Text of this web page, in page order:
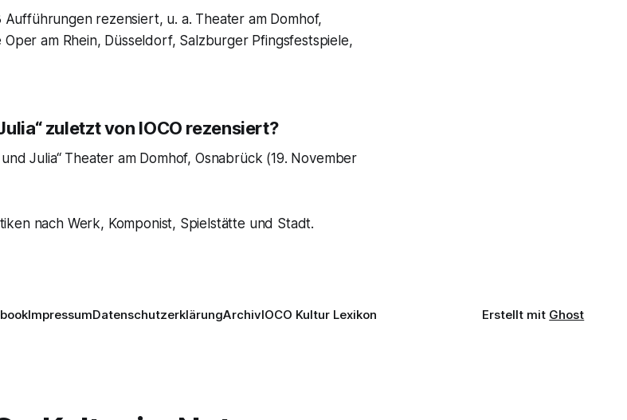
Aufführungen rezensiert, u. a. Theater am Domhof,
am Rhein, Düsseldorf, Salzburger Pfingsfestspiele,
zuletzt von IOCO rezensiert?
Julia“ Theater am Domhof, Osnabrück (19. November
nach Werk, Komponist, Spielstätte und Stadt.
ImpressumDatenschutzerklärungArchivIOCO Kultur Lexikon Erstellt mit Ghost